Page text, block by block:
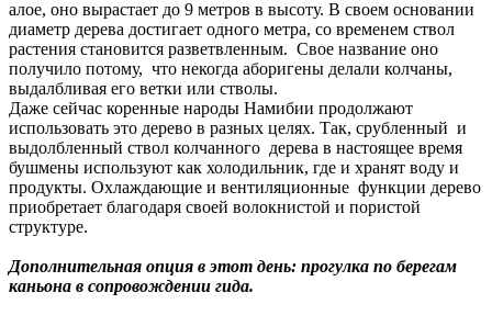
алое, оно вырастает до 9 метров в высоту. В своем основании
диаметр дерева достигает одного метра, со временем ствол
растения становится разветвленным. Свое название оно
получило потому, что некогда аборигены делали колчаны,
выдалбливая его ветки или стволы.
Даже сейчас коренные народы Намибии продолжают
использовать это дерево в разных целях. Так, срубленный и
выдолбленный ствол колчанного дерева в настоящее время
бушмены используют как холодильник, где и хранят воду и
продукты. Охлаждающие и вентиляционные функции дерево
приобретает благодаря своей волокнистой и пористой
структуре.
Дополнительная опция в этот день: прогулка по берегам
каньона в сопровождении гида.